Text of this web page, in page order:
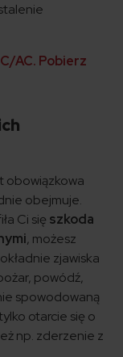
AC. Pobierz
obowiązkowa
obejmuje.
Ci się szkoda
, możesz
zjawiska
powódź,
spowodowaną
otarcie się o
np. zderzenie z